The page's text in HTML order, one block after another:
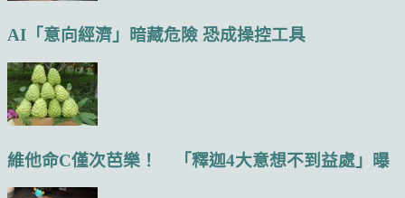
AI「意向經濟」暗藏危險 恐成操控工具
維他命C僅次芭樂！ 「釋迦4大意想不到益處」曝